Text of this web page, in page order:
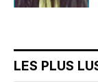
LES PLUS